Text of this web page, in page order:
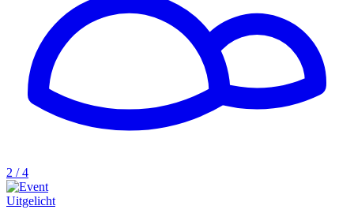
2 / 4
Uitgelicht